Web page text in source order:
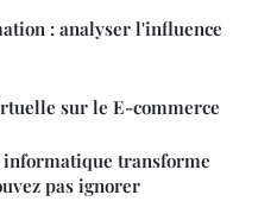
: analyser l'influence
sur le E-commerce
transforme
pas ignorer